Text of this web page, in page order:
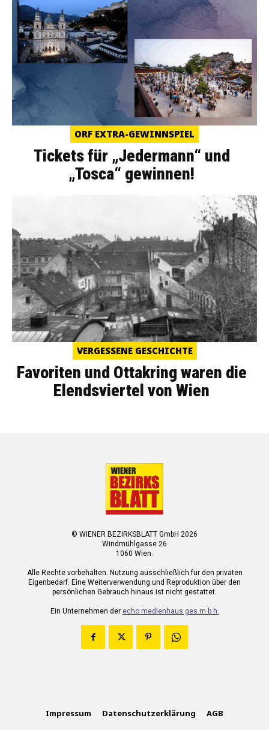
ORF EXTRA-GEWINNSPIEL
Tickets für „Jedermann“ und
„Tosca“ gewinnen!
VERGESSENE GESCHICHTE
Favoriten und Ottakring waren die
Elendsviertel von Wien
© WIENER BEZIRKSBLATT GmbH 2026
Windmühlgasse 26
1060 Wien.
Alle Rechte vorbehalten. Nutzung ausschließlich für den privaten
Eigenbedarf. Eine Weiterverwendung und Reproduktion über den
persönlichen Gebrauch hinaus ist nicht gestattet.
Ein Unternehmen der echo medienhaus ges.m.b.h.
Impressum Datenschutzerklärung AGB